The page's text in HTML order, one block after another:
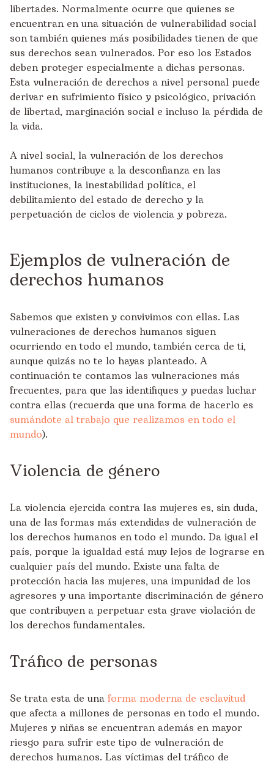
libertades. Normalmente ocurre que quienes se
encuentran en una situación de vulnerabilidad social
son también quienes más posibilidades tienen de que
sus derechos sean vulnerados. Por eso los Estados
deben proteger especialmente a dichas personas.
Esta vulneración de derechos a nivel personal puede
derivar en sufrimiento físico y psicológico, privación
de libertad, marginación social e incluso la pérdida de
la vida.
A nivel social, la vulneración de los derechos
humanos contribuye a la desconfianza en las
instituciones, la inestabilidad política, el
debilitamiento del estado de derecho y la
perpetuación de ciclos de violencia y pobreza.
Ejemplos de vulneración de
derechos humanos
Sabemos que existen y convivimos con ellas. Las
vulneraciones de derechos humanos siguen
ocurriendo en todo el mundo, también cerca de ti,
aunque quizás no te lo hayas planteado. A
continuación te contamos las vulneraciones más
frecuentes, para que las identifiques y puedas luchar
contra ellas (recuerda que una forma de hacerlo es
sumándote al trabajo que realizamos en todo el
mundo).
Violencia de género
La violencia ejercida contra las mujeres es, sin duda,
una de las formas más extendidas de vulneración de
los derechos humanos en todo el mundo. Da igual el
país, porque la igualdad está muy lejos de lograrse en
cualquier país del mundo. Existe una falta de
protección hacia las mujeres, una impunidad de los
agresores y una importante discriminación de género
que contribuyen a perpetuar esta grave violación de
los derechos fundamentales.
Tráfico de personas
Se trata esta de una forma moderna de esclavitud
que afecta a millones de personas en todo el mundo.
Mujeres y niñas se encuentran además en mayor
riesgo para sufrir este tipo de vulneración de
derechos humanos. Las víctimas del tráfico de